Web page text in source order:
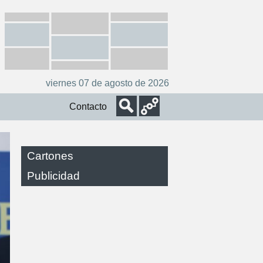
viernes 07 de agosto de 2026
Contacto
Cartones
Publicidad